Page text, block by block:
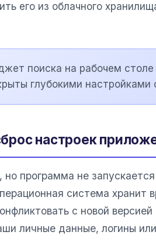
его из облачного
поиска на рабочем
глубокими настройками
настроек
программа не
система
с новой
личные данные, логины